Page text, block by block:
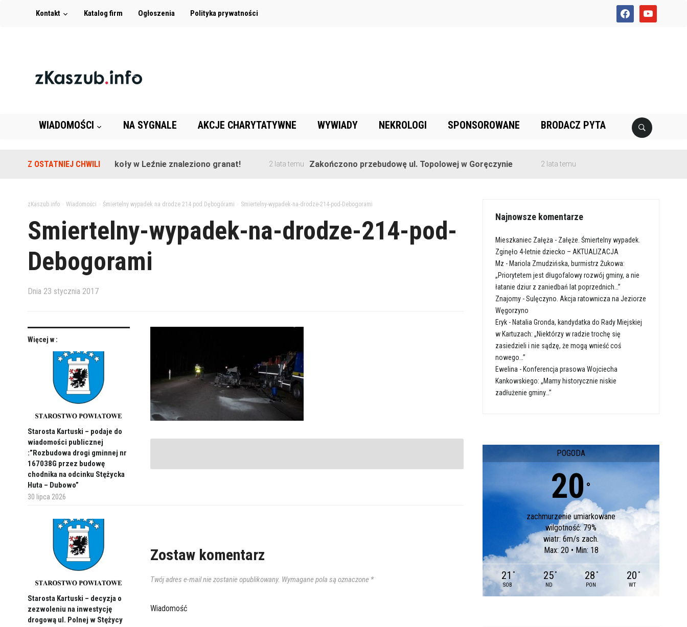
facebookyoutube
Kontakt Katalog firm Ogłoszenia Polityka prywatności
WIADOMOŚCI NA SYGNALE AKCJE CHARYTATYWNE WYWIADY NEKROLOGI SPONSOROWANE BRODACZ PYTA
Z OSTATNIEJ CHWILI
Na terenie szkoły w Leźnie znaleziono granat! 2 lata temu Zakończono przebudowę ul. Topolowej w Goręczynie 2 lata temu
zKaszub.info> Wiadomości Śmiertelny wypadek na drodze 214 pod Dębogórami Smiertelny-wypadek-na-drodze-214-pod-Debogorami
Smiertelny-wypadek-na-drodze-214-pod-
Debogorami
Dnia 23 stycznia 2017
Więcej w :
Starosta Kartuski – podaje do
wiadomości publicznej
:”Rozbudowa drogi gminnej nr
167038G przez budowę
chodnika na odcinku Stężycka
Huta – Dubowo”
30 lipca 2026
Starosta Kartuski – decyzja o
zezwoleniu na inwestycję
drogową ul. Polnej w Stężycy
Zostaw komentarz
Twój adres e-mail nie zostanie opublikowany. Wymagane pola są oznaczone *
Wiadomość
Najnowsze komentarze
Mieszkaniec Załęża - Załęże. Śmiertelny wypadek.
Zginęło 4-letnie dziecko – AKTUALIZACJA
Mz - Mariola Zmudzińska, burmistrz Żukowa:
„Priorytetem jest długofalowy rozwój gminy, a nie
łatanie dziur z zaniedbań lat poprzednich…”
Znajomy -Sulęczyno. Akcja ratownicza na Jeziorze
Węgorzyno
Eryk - Natalia Gronda, kandydatka do Rady Miejskiej
w Kartuzach: „Niektórzy w radzie trochę się
zasiedzieli i nie sądzę, że mogą wnieść coś
nowego…”
Ewelina - Konferencja prasowa Wojciecha
Kankowskiego: „Mamy historycznie niskie
zadłużenie gminy…”
POGODA
20 °
zachmurzenie umiarkowane
wilgotność: 79%
wiatr: 6m/s zach.
Max: 20 • Min: 18
21 °
SOB
25 °
ND
28 °
PON
20 °
WT